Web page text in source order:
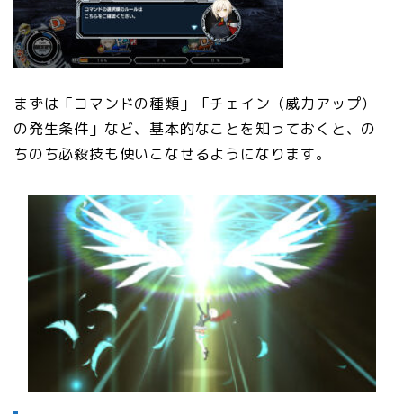
まずは「コマンドの種類」「チェイン（威力アップ）
の発生条件」など、基本的なことを知っておくと、の
ちのち必殺技も使いこなせるようになります。